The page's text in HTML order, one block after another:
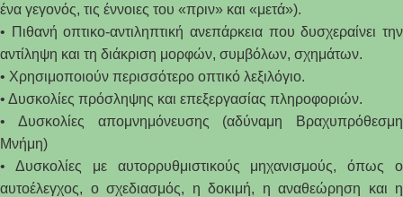
ένα γεγονός, τις έννοιες του «πριν» και «μετά»).
• Πιθανή οπτικο-αντιληπτική ανεπάρκεια που δυσχεραίνει την
αντίληψη και τη διάκριση μορφών, συμβόλων, σχημάτων.
• Χρησιμοποιούν περισσότερο οπτικό λεξιλόγιο.
• Δυσκολίες πρόσληψης και επεξεργασίας πληροφοριών.
• Δυσκολίες απομνημόνευσης (αδύναμη Βραχυπρόθεσμη
Μνήμη)
• Δυσκολίες με αυτορρυθμιστικούς μηχανισμούς, όπως ο
αυτοέλεγχος, ο σχεδιασμός, η δοκιμή, η αναθεώρηση και η